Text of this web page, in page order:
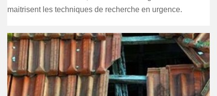
maitrisent les techniques de recherche en urgence.